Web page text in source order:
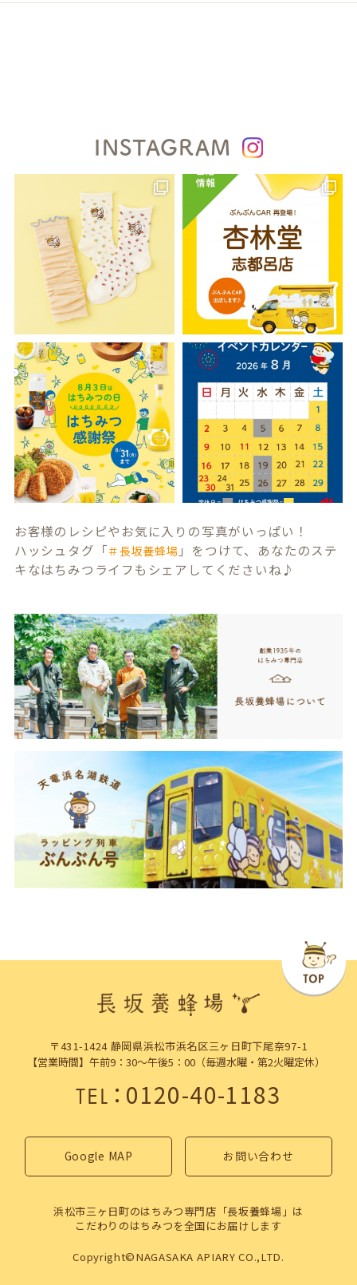
INSTAGRAM
お客様のレシピやお気に入りの写真がいっぱい！
ハッシュタグ「＃長坂養蜂場 」をつけて、あなたのステ
キなはちみつライフもシェアしてくださいね♪
〒431-1424 静岡県浜松市浜名区三ヶ日町下尾奈97-1
【営業時間】午前9：30～午後5：00（毎週水曜・第2火曜定休）
TEL：0120-40-1183
Google MAP お問い合わせ
浜松市三ヶ日町のはちみつ専門店「長坂養蜂場」は
こだわりのはちみつを全国にお届けします
Copyright©NAGASAKA APIARY CO.,LTD.